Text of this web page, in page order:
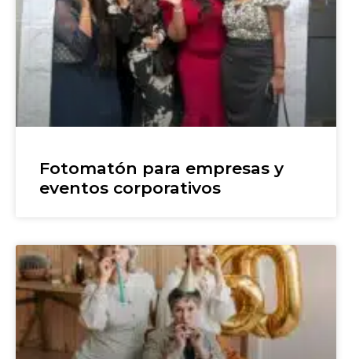
Fotomatón para empresas y
eventos corporativos